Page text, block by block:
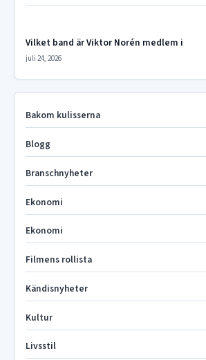
Vilket band är Viktor Norén medlem i
juli 24, 2026
Bakom kulisserna
Blogg
Branschnyheter
Ekonomi
Ekonomi
Filmens rollista
Kändisnyheter
Kultur
Livsstil